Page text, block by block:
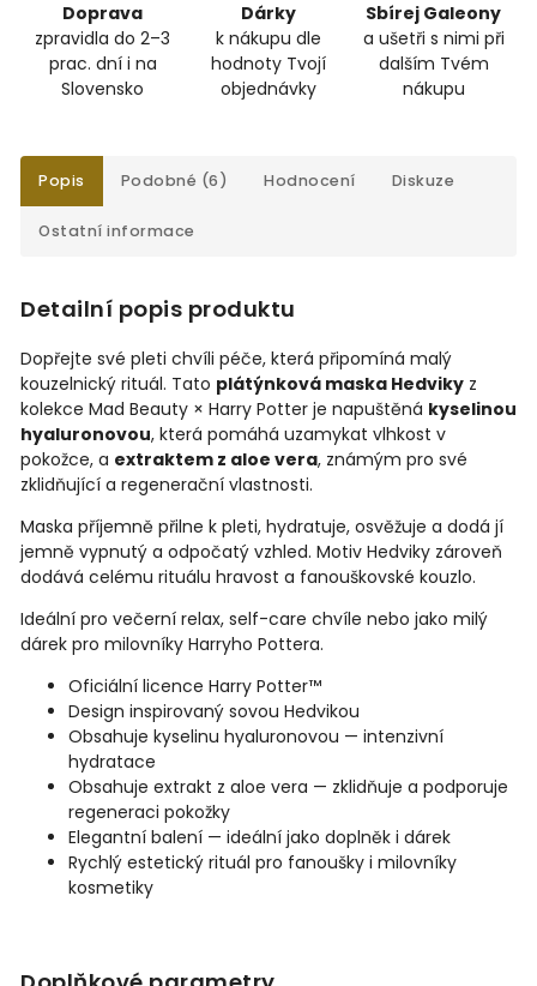
Doprava
zpravidla do 2–3
prac. dní i na
Slovensko
Dárky
k nákupu dle
hodnoty Tvojí
objednávky
Sbírej Galeony
a ušetři s nimi při
dalším Tvém
nákupu
Popis Podobné (6) Hodnocení Diskuze
Ostatní informace
Detailní popis produktu
Dopřejte své pleti chvíli péče, která připomíná malý
kouzelnický rituál. Tato plátýnková maska Hedviky z
kolekce Mad Beauty × Harry Potter je napuštěná kyselinou
hyaluronovou, která pomáhá uzamykat vlhkost v
pokožce, a extraktem z aloe vera, známým pro své
zklidňující a regenerační vlastnosti.
Maska příjemně přilne k pleti, hydratuje, osvěžuje a dodá jí
jemně vypnutý a odpočatý vzhled. Motiv Hedviky zároveň
dodává celému rituálu hravost a fanouškovské kouzlo.
Ideální pro večerní relax, self-care chvíle nebo jako milý
dárek pro milovníky Harryho Pottera.
Oficiální licence Harry Potter™
Design inspirovaný sovou Hedvikou
Obsahuje kyselinu hyaluronovou — intenzivní
hydratace
Obsahuje extrakt z aloe vera — zklidňuje a podporuje
regeneraci pokožky
Elegantní balení — ideální jako doplněk i dárek
Rychlý estetický rituál pro fanoušky i milovníky
kosmetiky